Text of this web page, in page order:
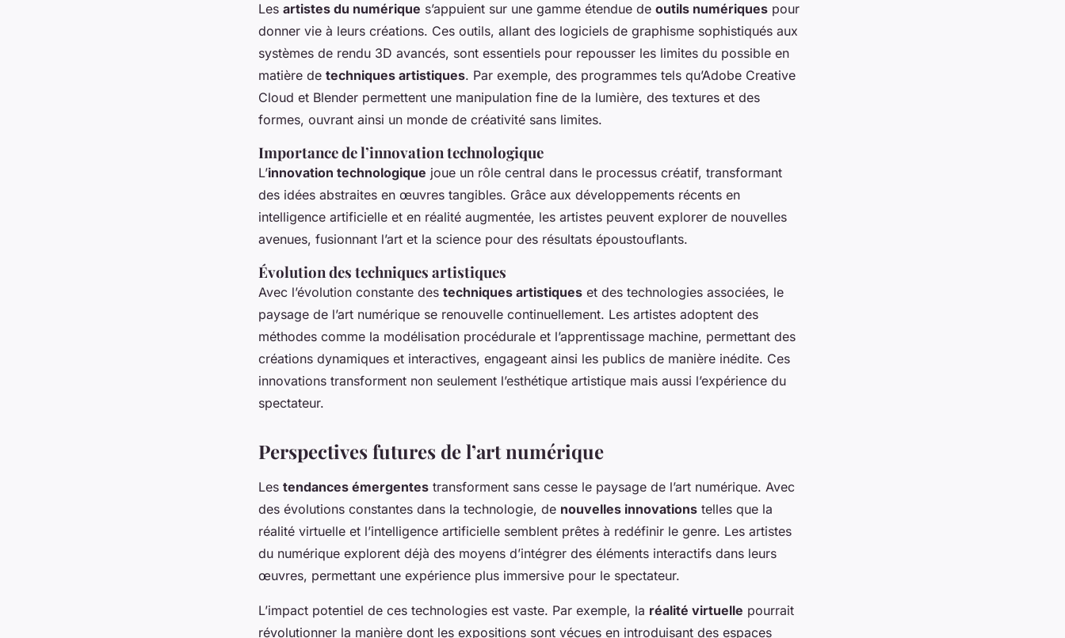
Les artistes du numérique s’appuient sur une gamme étendue de outils numériques pour
donner vie à leurs créations. Ces outils, allant des logiciels de graphisme sophistiqués aux
systèmes de rendu 3D avancés, sont essentiels pour repousser les limites du possible en
matière de techniques artistiques. Par exemple, des programmes tels qu’Adobe Creative
Cloud et Blender permettent une manipulation fine de la lumière, des textures et des
formes, ouvrant ainsi un monde de créativité sans limites.
Importance de l’innovation technologique
L’innovation technologique joue un rôle central dans le processus créatif, transformant
des idées abstraites en œuvres tangibles. Grâce aux développements récents en
intelligence artificielle et en réalité augmentée, les artistes peuvent explorer de nouvelles
avenues, fusionnant l’art et la science pour des résultats époustouflants.
Évolution des techniques artistiques
Avec l’évolution constante des techniques artistiques et des technologies associées, le
paysage de l’art numérique se renouvelle continuellement. Les artistes adoptent des
méthodes comme la modélisation procédurale et l’apprentissage machine, permettant des
créations dynamiques et interactives, engageant ainsi les publics de manière inédite. Ces
innovations transforment non seulement l’esthétique artistique mais aussi l’expérience du
spectateur.
Perspectives futures de l’art numérique
Les tendances émergentes transforment sans cesse le paysage de l’art numérique. Avec
des évolutions constantes dans la technologie, de nouvelles innovations telles que la
réalité virtuelle et l’intelligence artificielle semblent prêtes à redéfinir le genre. Les artistes
du numérique explorent déjà des moyens d’intégrer des éléments interactifs dans leurs
œuvres, permettant une expérience plus immersive pour le spectateur.
L’impact potentiel de ces technologies est vaste. Par exemple, la réalité virtuelle pourrait
révolutionner la manière dont les expositions sont vécues en introduisant des espaces